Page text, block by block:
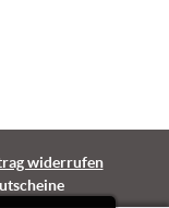
widerrufen